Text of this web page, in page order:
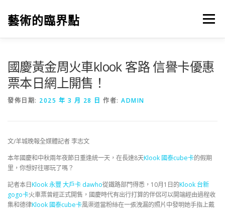
藝術的臨界點 選單
國慶黃金周火車klook 客路 信譽卡優惠
票本日網上開售！
發佈日期: 2025 年 3 月 28 日 作者: ADMIN
文/羊城晚報全媒體記者 李志文
本年國慶和中秋兩年夜節日重逢統一天，在長達8天Klook 國泰cube卡的假期
里，你想好往哪玩了嗎？
記者本日Klook 永豐 大戶卡 dawho從鐵路部門得悉，10月1日的Klook 台新
gogo卡火車票曾經正式開售，國慶時代有出行打算的伴侶可以開端經由過程收
集和德律Klook 國泰cube卡風渠道當粉絲在一張洩漏的照片中發明她手指上戴